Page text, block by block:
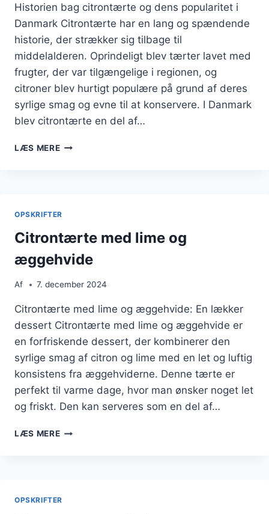
Historien bag citrontærte og dens popularitet i
Danmark Citrontærte har en lang og spændende
historie, der strækker sig tilbage til
middelalderen. Oprindeligt blev tærter lavet med
frugter, der var tilgængelige i regionen, og
citroner blev hurtigt populære på grund af deres
syrlige smag og evne til at konservere. I Danmark
blev citrontærte en del af…
LÆS MERECITRONTÆRTE
OPSKRIFTER
Citrontærte med lime og
æggehvide
Af 7. december 2024
Citrontærte med lime og æggehvide: En lækker
dessert Citrontærte med lime og æggehvide er
en forfriskende dessert, der kombinerer den
syrlige smag af citron og lime med en let og luftig
konsistens fra æggehviderne. Denne tærte er
perfekt til varme dage, hvor man ønsker noget let
og friskt. Den kan serveres som en del af…
LÆS MERECITRONTÆRTE
OPSKRIFTER